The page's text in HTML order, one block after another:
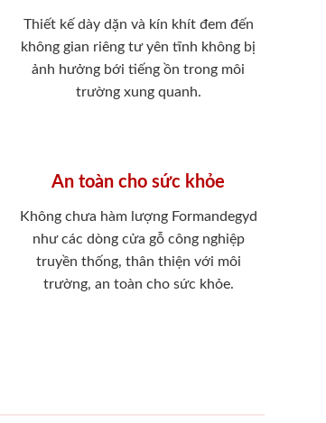
Thiết kế dày dặn và kín khít đem đến
không gian riêng tư yên tĩnh không bị
ảnh hưởng bới tiếng ồn trong môi
trường xung quanh.
An toàn cho sức khỏe
Không chưa hàm lượng Formandegyd
như các dòng cửa gỗ công nghiệp
truyền thống, thân thiện với môi
trường, an toàn cho sức khỏe.